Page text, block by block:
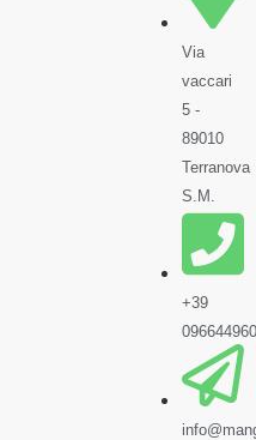
Via
vaccari
5 -
89010
Terranova
S.M.
+39